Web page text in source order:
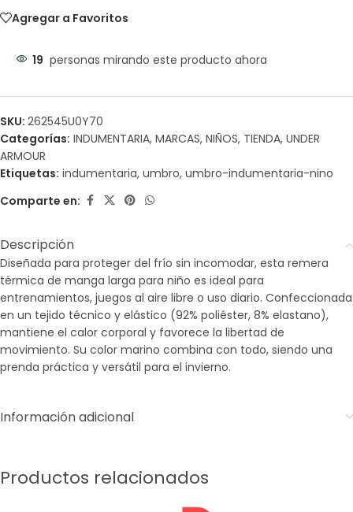
Agregar a Favoritos
19 personas mirando este producto ahora
SKU: 262545U0Y70
Categorías: INDUMENTARIA, MARCAS, NIÑOS, TIENDA, UNDER
ARMOUR
Etiquetas: indumentaria, umbro, umbro-indumentaria-nino
Comparte en:
Descripción
Diseñada para proteger del frío sin incomodar, esta remera
térmica de manga larga para niño es ideal para
entrenamientos, juegos al aire libre o uso diario. Confeccionada
en un tejido técnico y elástico (92% poliéster, 8% elastano),
mantiene el calor corporal y favorece la libertad de
movimiento. Su color marino combina con todo, siendo una
prenda práctica y versátil para el invierno.
Información adicional
Productos relacionados